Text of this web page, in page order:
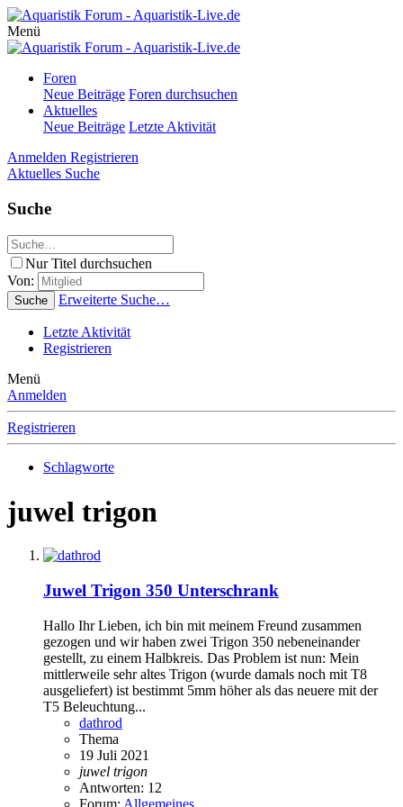
Menü
Foren
Neue Beiträge Foren durchsuchen
Aktuelles
Neue Beiträge Letzte Aktivität
Anmelden Registrieren
Aktuelles Suche
Suche
Nur Titel durchsuchen
Von:
Suche Erweiterte Suche…
Letzte Aktivität
Registrieren
Menü
Anmelden
Registrieren
Schlagworte
juwel trigon
Juwel Trigon 350 Unterschrank
Hallo Ihr Lieben, ich bin mit meinem Freund zusammen
gezogen und wir haben zwei Trigon 350 nebeneinander
gestellt, zu einem Halbkreis. Das Problem ist nun: Mein
mittlerweile sehr altes Trigon (wurde damals noch mit T8
ausgeliefert) ist bestimmt 5mm höher als das neuere mit der
T5 Beleuchtung...
dathrod
Thema
19 Juli 2021
juwel trigon
Antworten: 12
Forum: Allgemeines